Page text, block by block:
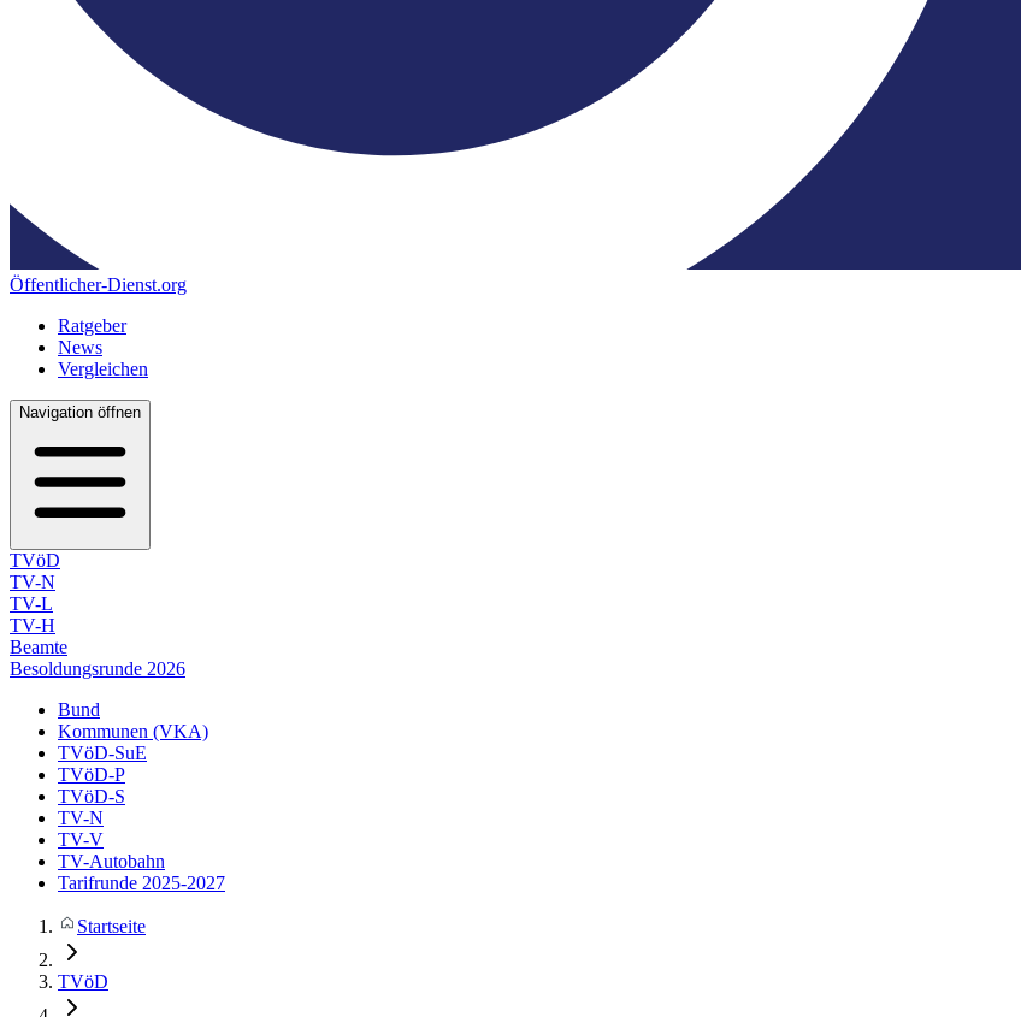
Öffentlicher-Dienst.org
Ratgeber
News
Vergleichen
Navigation öffnen
TVöD
TV-N
TV-L
TV-H
Beamte
Besoldungsrunde 2026
Bund
Kommunen (VKA)
TVöD-SuE
TVöD-P
TVöD-S
TV-N
TV-V
TV-Autobahn
Tarifrunde 2025-2027
Startseite
TVöD